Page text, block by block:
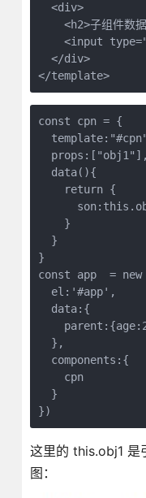
  <div>
<h2>子组件数
<input
  </div>
</template>
const cpn = {
  props:["obj1"],
  data(){
    return {
    }
  }
}
const app  = new
  el:'#app',
  data:{
  },
  components:{
    cpn
  }
这里的 this.obj1 是
图：